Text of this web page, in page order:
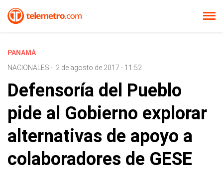
PANAMÁ
NACIONALES - 2 de agosto de 2017 - 11:52
Defensoría del Pueblo
pide al Gobierno explorar
alternativas de apoyo a
colaboradores de GESE